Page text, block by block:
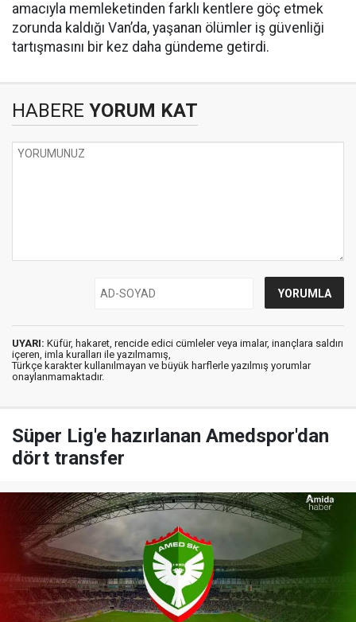
amacıyla memleketinden farklı kentlere göç etmek
zorunda kaldığı Van’da, yaşanan ölümler iş güvenliği
tartışmasını bir kez daha gündeme getirdi.
HABERE YORUM KAT
UYARI: Küfür, hakaret, rencide edici cümleler veya imalar, inançlara saldırı
içeren, imla kuralları ile yazılmamış,
Türkçe karakter kullanılmayan ve büyük harflerle yazılmış yorumlar
onaylanmamaktadır.
Süper Lig'e hazırlanan Amedspor'dan
dört transfer